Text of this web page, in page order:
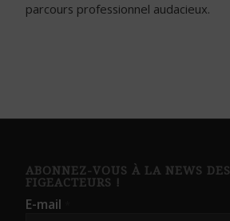
parcours professionnel audacieux.
ABONNEZ-VOUS À LA NEWS DES
FIGEACTEURS !
E-mail